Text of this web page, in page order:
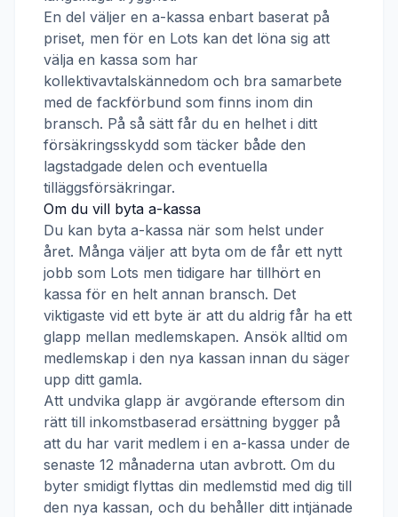
En del väljer en a-kassa enbart baserat på
priset, men för en Lots kan det löna sig att
välja en kassa som har
kollektivavtalskännedom och bra samarbete
med de fackförbund som finns inom din
bransch. På så sätt får du en helhet i ditt
försäkringsskydd som täcker både den
lagstadgade delen och eventuella
tilläggsförsäkringar.
Om du vill byta a-kassa
Du kan byta a-kassa när som helst under
året. Många väljer att byta om de får ett nytt
jobb som Lots men tidigare har tillhört en
kassa för en helt annan bransch. Det
viktigaste vid ett byte är att du aldrig får ha ett
glapp mellan medlemskapen. Ansök alltid om
medlemskap i den nya kassan innan du säger
upp ditt gamla.
Att undvika glapp är avgörande eftersom din
rätt till inkomstbaserad ersättning bygger på
att du har varit medlem i en a-kassa under de
senaste 12 månaderna utan avbrott. Om du
byter smidigt flyttas din medlemstid med dig till
den nya kassan, och du behåller ditt intjänade